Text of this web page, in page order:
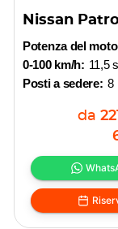
Nissan
Potenza del
0-100 km/h: 11,5
Posti a sedere: 8
da 221